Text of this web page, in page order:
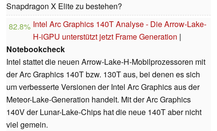
Snapdragon X Elite zu bestehen?
82.8% Intel Arc Graphics 140T Analyse - Die Arrow-Lake-
H-iGPU unterstützt jetzt Frame Generation |
Notebookcheck
Intel stattet die neuen Arrow-Lake-H-Mobilprozessoren mit
der Arc Graphics 140T bzw. 130T aus, bei denen es sich
um verbesserte Versionen der Intel Arc Graphics aus der
Meteor-Lake-Generation handelt. Mit der Arc Graphics
140V der Lunar-Lake-Chips hat die neue 140T aber nicht
viel gemein.